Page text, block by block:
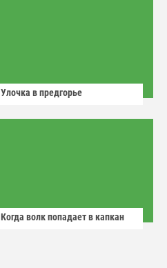
Улочка в предгорье
Когда волк попадает в капкан